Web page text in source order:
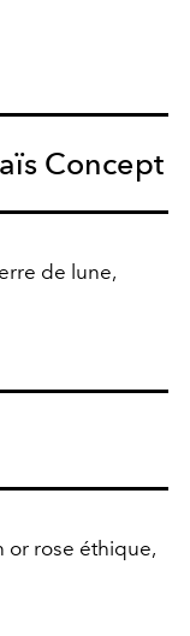
Concept
de lune,
or rose éthique,